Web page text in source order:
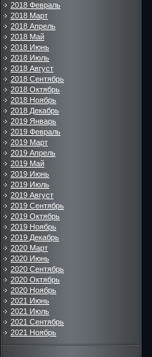
2018 Февраль
2018 Март
2018 Апрель
2018 Май
2018 Июнь
2018 Июль
2018 Август
2018 Сентябрь
2018 Октябрь
2018 Ноябрь
2018 Декабрь
2019 Январь
2019 Февраль
2019 Март
2019 Апрель
2019 Май
2019 Июнь
2019 Июль
2019 Август
2019 Сентябрь
2019 Октябрь
2019 Ноябрь
2019 Декабрь
2020 Март
2020 Июнь
2020 Сентябрь
2020 Октябрь
2020 Ноябрь
2021 Июнь
2021 Июль
2021 Сентябрь
2021 Ноябрь